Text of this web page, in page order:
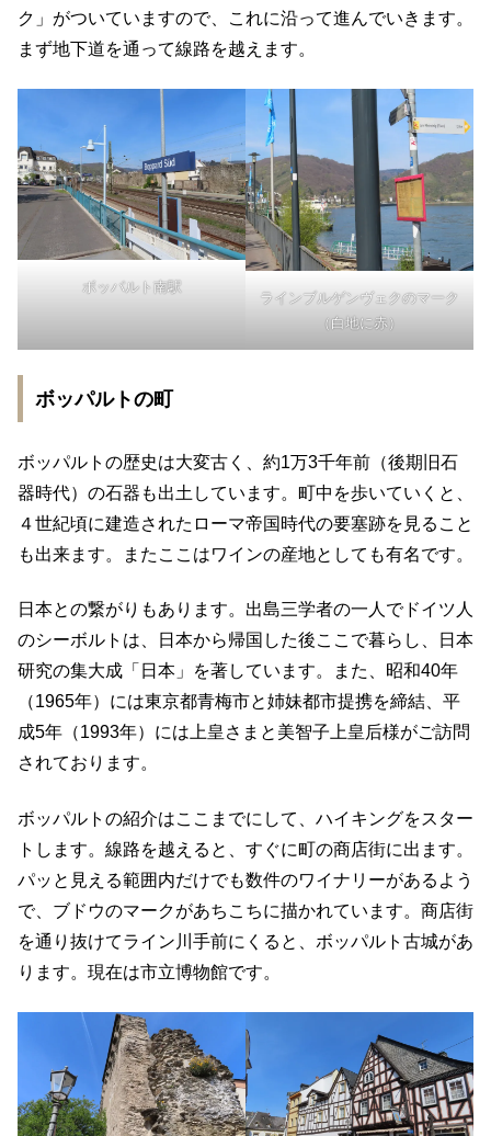
ク」がついていますので、これに沿って進んでいきます。
まず地下道を通って線路を越えます。
ボッパルト南駅
ラインブルゲンヴェクのマーク
（白地に赤）
ボッパルトの町
ボッパルトの歴史は大変古く、約1万3千年前（後期旧石
器時代）の石器も出土しています。町中を歩いていくと、
４世紀頃に建造されたローマ帝国時代の要塞跡を見ること
も出来ます。またここはワインの産地としても有名です。
日本との繋がりもあります。出島三学者の一人でドイツ人
のシーボルトは、日本から帰国した後ここで暮らし、日本
研究の集大成「日本」を著しています。また、昭和40年
（1965年）には東京都青梅市と姉妹都市提携を締結、平
成5年（1993年）には上皇さまと美智子上皇后様がご訪問
されております。
ボッパルトの紹介はここまでにして、ハイキングをスター
トします。線路を越えると、すぐに町の商店街に出ます。
パッと見える範囲内だけでも数件のワイナリーがあるよう
で、ブドウのマークがあちこちに描かれています。商店街
を通り抜けてライン川手前にくると、ボッパルト古城があ
ります。現在は市立博物館です。